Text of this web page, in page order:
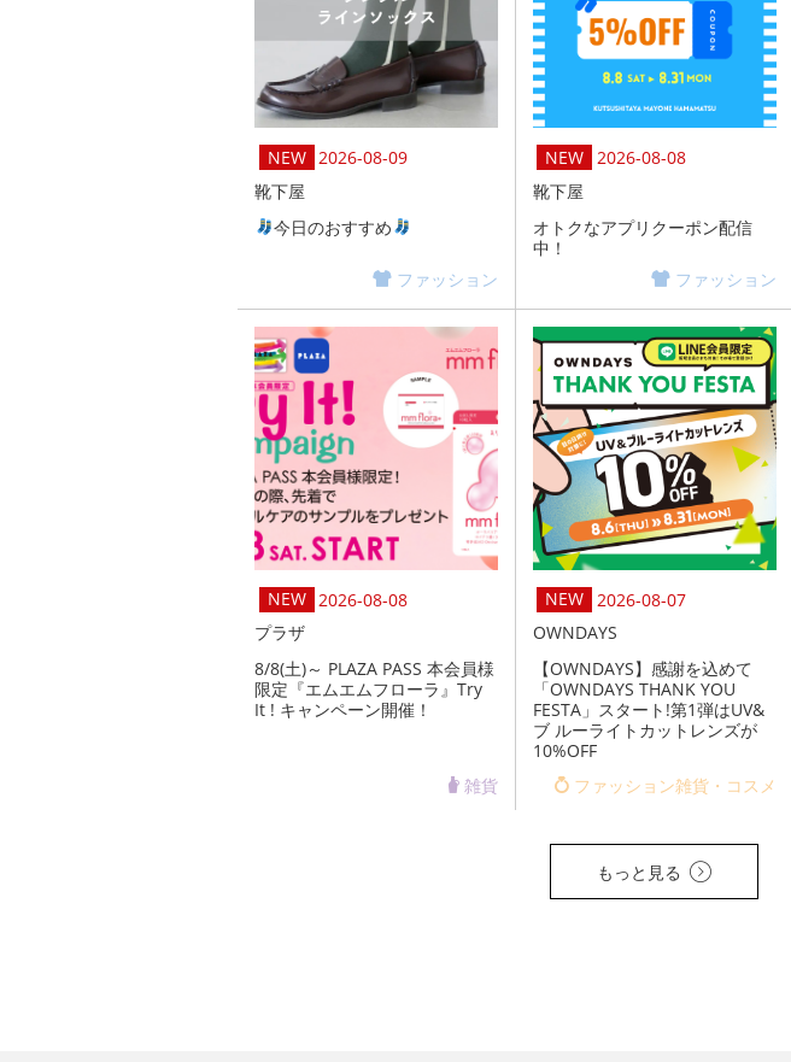
2026-08-09
靴下屋
今日のおすすめ
ファッション
2026-08-08
靴下屋
オトクなアプリクーポン配信
中！
ファッション
2026-08-08
プラザ
8/8(土)～ PLAZA PASS 本会員様
限定『エムエムフローラ』Try
It ! キャンペーン開催！
雑貨
2026-08-07
OWNDAYS
【OWNDAYS】感謝を込めて
「OWNDAYS THANK YOU
FESTA」スタート!第1弾はUV&
ブ ルーライトカットレンズが
10%OFF
ファッション雑貨・コスメ
もっと見る